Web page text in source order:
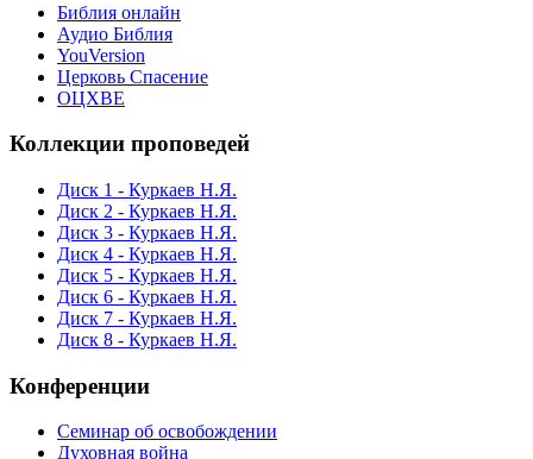
Библия онлайн
Аудио Библия
YouVersion
Церковь Спасение
ОЦХВЕ
Коллекции проповедей
Диск 1 - Куркаев Н.Я.
Диск 2 - Куркаев Н.Я.
Диск 3 - Куркаев Н.Я.
Диск 4 - Куркаев Н.Я.
Диск 5 - Куркаев Н.Я.
Диск 6 - Куркаев Н.Я.
Диск 7 - Куркаев Н.Я.
Диск 8 - Куркаев Н.Я.
Конференции
Семинар об освобождении
Духовная война